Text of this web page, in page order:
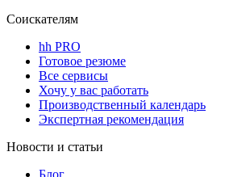
Соискателям
hh PRO
Готовое резюме
Все сервисы
Хочу у вас работать
Производственный календарь
Экспертная рекомендация
Новости и статьи